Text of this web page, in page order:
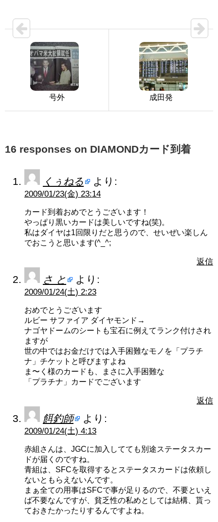
号外 成田発
16 responses on DIAMONDカード到着
くぅねる より:
2009/01/23(金) 23:14
カード到着おめでとうございます！
やっぱり黒いカードは美しいですね(笑)。
私はダイヤは1回限りだと思うので、せいぜい楽しん
でおこうと思います(^_^;
返信
さ と より:
2009/01/24(土) 2:23
おめでとうございます
ルビー サファイア ダイヤモンド→
ナゴヤドームのシートも宝石に例えてランク付けされ
ますが
世の中ではお金だけでは入手困難なモノを「プラチ
ナ」チケットと呼びますよね
ま〜く様のカードも、まさに入手困難な
「プラチナ」カードでございます
返信
餌釣師 より:
2009/01/24(土) 4:13
赤組さんは、JGCに加入してても別途ステータスカー
ドが届くのですね。
青組は、SFCを取得するとステータスカードは依頼し
ないともらえないんです。
まぁ全ての用事はSFCで事が足りるので、不要といえ
ば不要なんですが、貧乏性の私めとしては結構、貰っ
ておきたかったりするんですよね。